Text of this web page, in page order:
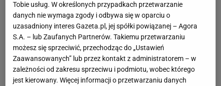
Tobie usług. W określonych przypadkach przetwarzanie
danych nie wymaga zgody i odbywa się w oparciu o
uzasadniony interes Gazeta.pl, jej spółki powiązanej – Agora
S.A. – lub Zaufanych Partnerów. Takiemu przetwarzaniu
możesz się sprzeciwić, przechodząc do „Ustawień
Zaawansowanych” lub przez kontakt z administratorem – w
zależności od zakresu sprzeciwu i podmiotu, wobec którego
jest kierowany. Więcej informacji o przetwarzaniu danych